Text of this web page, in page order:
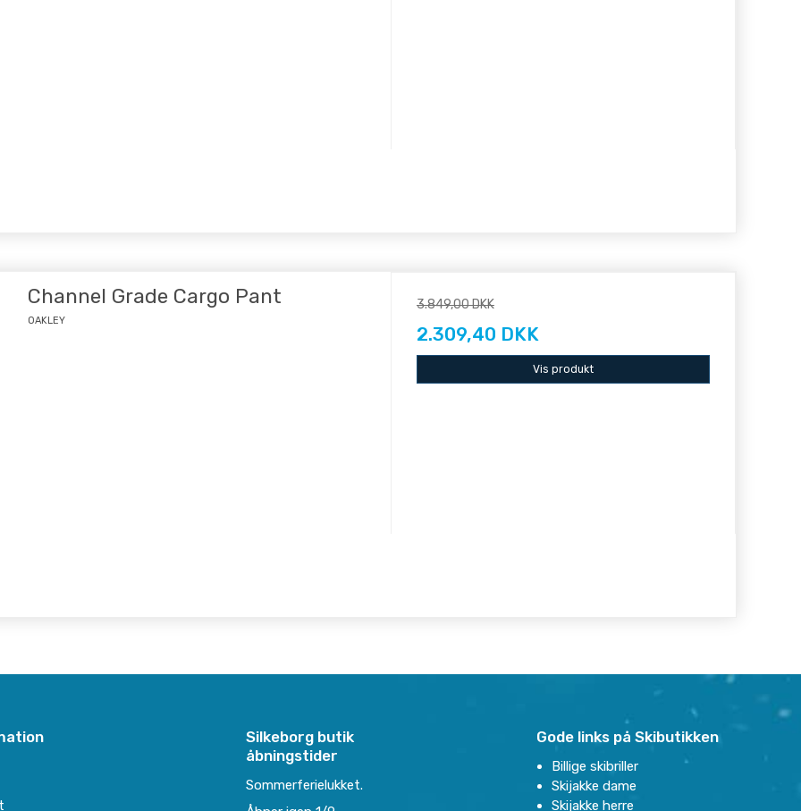
Channel Grade Cargo Pant
OAKLEY
3.849,00 DKK
2.309,40 DKK
Vis produkt
Silkeborg butik
åbningstider
Sommerferielukket.
Gode links på Skibutikken
Billige skibriller
Skijakke dame
Skijakke herre